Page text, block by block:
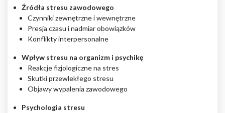
Źródła stresu zawodowego
Czynniki zewnętrzne i wewnętrzne
Presja czasu i nadmiar obowiązków
Konflikty interpersonalne
Wpływ stresu na organizm i psychikę
Reakcje fizjologiczne na stres
Skutki przewlekłego stresu
Objawy wypalenia zawodowego
Psychologia stresu
Nieklasyfikowane pliki cookie, to pliki, które są w procesie
klasyfikowania, wraz z dostawcami poszczególnych ciasteczek.
Odrzuć
Zapisz moje preferencje